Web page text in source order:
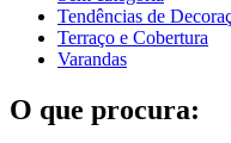
Tendências de
Terraço e Cobertura
Varandas
O que procura: